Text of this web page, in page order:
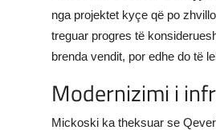
nga projektet kyçe që po
treguar progres të
brenda vendit, por edhe do të
Modernizimi i
Mickoski ka theksuar se